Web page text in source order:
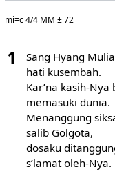
mi=c 4/4 MM ± 72
1
Sang Hyang
hati kusembah.
Kar’na kasih-
memasuki dunia.
Menanggung
salib Golgota,
dosaku
s’lamat oleh-Nya.